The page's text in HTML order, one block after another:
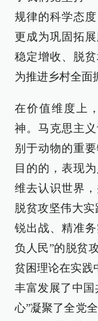
规律的科学态
更成为巩固拓
稳定增收、脱
为推进乡村全面
在价值维度上
神。马克思主
别于动物的重
目的的，表现
维去认识世界
脱贫攻坚伟大
锐出战、精准
负人民”的脱贫
贫困理论在实践
丰富发展了中国
心”凝聚了全党